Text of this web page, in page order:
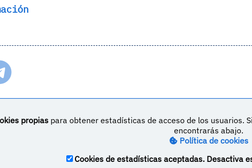
LATAM
Contacto
propiaspara obtener estadísticas de acceso de los usuarios.
encontrarás abajo.
Política de cookies
Cookies de estadísticas aceptadas. Desactiva